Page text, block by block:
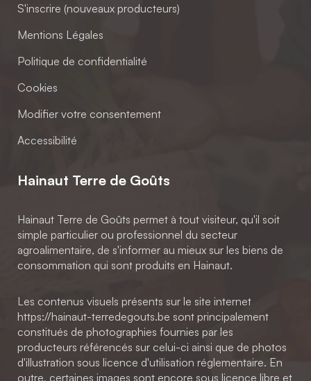
S'inscrire (nouveaux producteurs)
Mentions Légales
Politique de confidentialité
Cookies
Modifier votre consentement
Accessibilité
Hainaut Terre de Goûts
Hainaut Terre de Goûts permet à tout visiteur, qu'il soit
simple particulier ou professionnel du secteur
agroalimentaire, de s'informer au mieux sur les biens de
consommation qui sont produits en Hainaut.
Les contenus visuels présents sur le site internet
https://hainaut-terredegouts.be sont principalement
constitués de photographies fournies par les
producteurs référencés sur celui-ci ainsi que de photos
d'illustration sous licence d'utilisation réglementaire. En
outre, certaines images sont encore sous licence libre et